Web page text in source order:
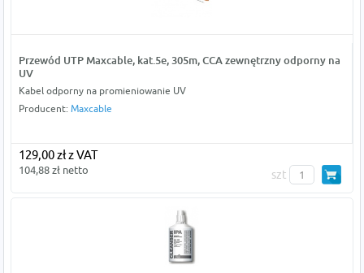
Przewód UTP Maxcable, kat.5e, 305m, CCA zewnętrzny odporny na
UV
Kabel odporny na promieniowanie UV
Producent: Maxcable
129,00 zł z VAT
104,88 zł netto szt